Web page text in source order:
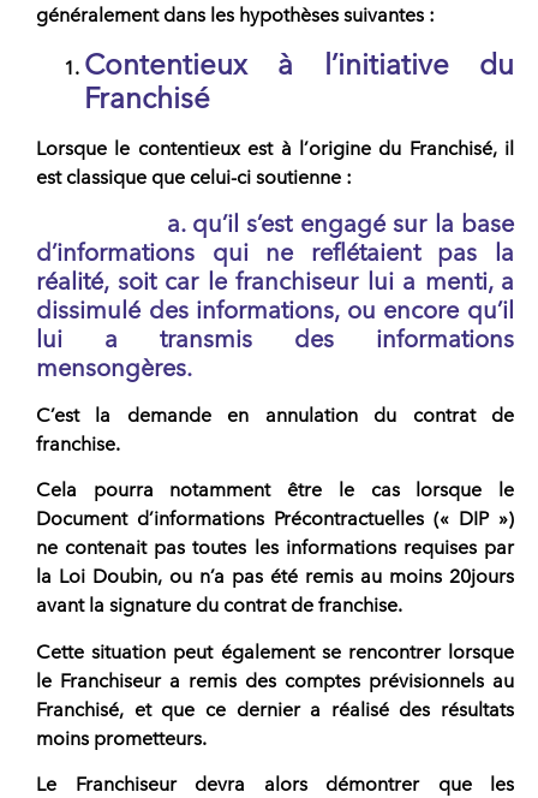
généralement dans les hypothèses suivantes :
Contentieux à l’initiative du
Franchisé
Lorsque le contentieux est à l’origine du Franchisé, il
est classique que celui-ci soutienne :
a. qu’il s’est engagé sur la base
d’informations qui ne reflétaient pas la
réalité, soit car le franchiseurlui a menti, a
dissimulé des informations, ou encore qu’il
lui a transmis des informations
mensongères.
C’est la demande en annulation du contrat de
franchise.
Cela pourra notamment être le cas lorsque le
Document d’informations Précontractuelles (« DIP »)
ne contenait pas toutes les informations requises par
la Loi Doubin, ou n’a pas été remis au moins 20jours
avant la signature du contrat de franchise.
Cette situation peut également se rencontrer lorsque
le Franchiseur a remis des comptes prévisionnels au
Franchisé, et que ce dernier a réalisé des résultats
moins prometteurs.
Le Franchiseur devra alors démontrer que les